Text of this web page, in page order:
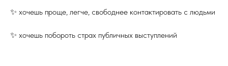
✨ хочешь проще, легче, свободнее контактировать с людьми
✨ хочешь побороть страх публичных выступлений